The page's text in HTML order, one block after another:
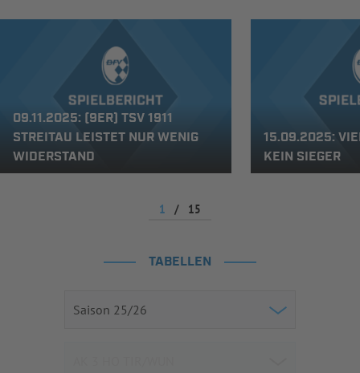
09.11.2025: (9ER) TSV 1911
STREITAU LEISTET NUR WENIG
WIDERSTAND
15.09.2025:
KEIN SIEGER
1 / 15
TABELLEN